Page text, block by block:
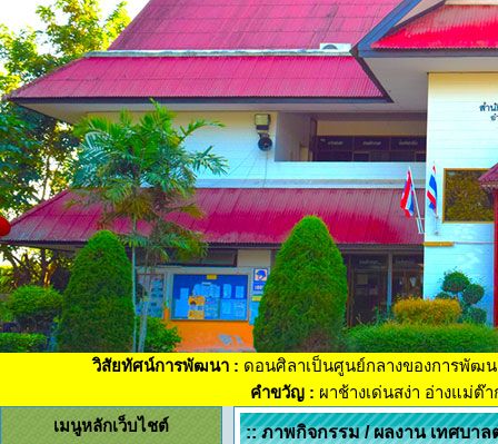
วิสัยทัศน์การพัฒนา : ดอนศิลาเป็นศูนย์กลางของการพัฒ
คำขวัญ : ผาช้างเด่นสง่า อ่างแม่ต๊
เมนูหลักเว็บไชต์
:: ภาพกิจกรรม / ผลงาน เทศบา